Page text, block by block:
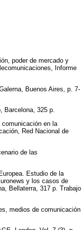
poder de mercado y
Informe
Buenos Aires, p. 7-
Barcelona, 325 p.
en la
Red Nacional de
de las
Estudio de la
y los casos de
Bellaterra, 317 p. Trabajo
medios de comunicación